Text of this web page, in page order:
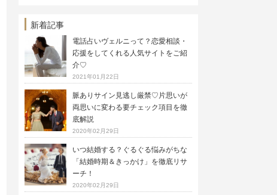
新着記事
電話占いヴェルニって？恋愛相談・
応援をしてくれる人気サイトをご紹
介♡
2021年01月22日
脈ありサイン見逃し厳禁♡片思いが
両思いに変わる要チェック項目を徹
底解説
2020年02月29日
いつ結婚する？ぐるぐる悩みがちな
「結婚時期＆きっかけ」を徹底リサ
ーチ！
2020年02月29日